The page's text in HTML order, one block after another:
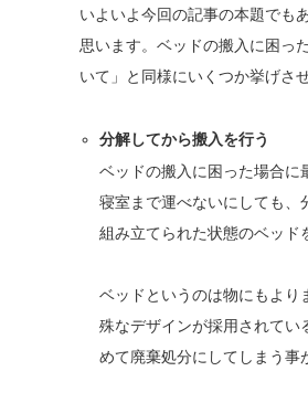
いよいよ今回の記事の本題でも
思います。ベッドの搬入に困っ
いて」と同様にいくつか挙げさ
分解してから搬入を行う
ベッドの搬入に困った場合に
寝室まで運べないにしても、
組み立てられた状態のベッド
ベッドというのは物にもより
殊なデザインが採用されてい
めて廃棄処分にしてしまう事